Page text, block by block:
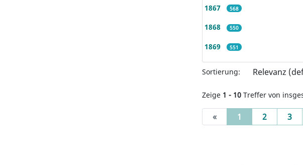
1867 568
1868 550
1869 551
Sortierung:
Zeige 1 - 10 Treffer von
« 1 (current)
2 3